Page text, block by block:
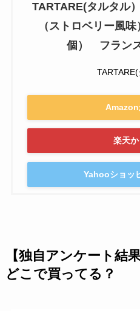
TARTARE(タルタル
（ストロベリー風
個） フランス
TARTARE(
Amazon
楽天
Yahooショッ
【独自アンケート結
どこで買ってる？